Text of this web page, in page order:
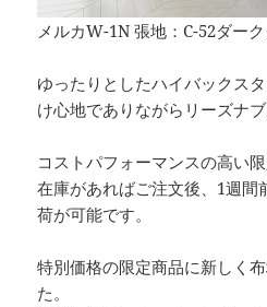
メルカW-1N 張地：C-52ダー
ゆったりとしたハイバックス
け心地でありながらリーズナ
コストパフォーマンスの高い
在庫があればご注文後、1週間
荷が可能です。
特別価格の限定商品に新しく
た。